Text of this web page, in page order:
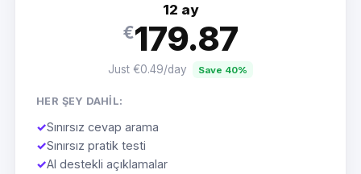
12 ay
€179.87
Just €0.49/day Save 40%
HER ŞEY DAHIL:
✓Sınırsız cevap arama
✓Sınırsız pratik testi
✓AI destekli açıklamalar